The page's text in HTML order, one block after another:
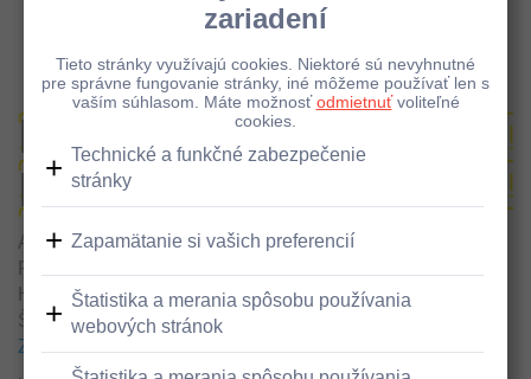
Pobočky a bankomaty - Detail
Bankomat vklad/výber,
Hlavná, Štúrovo
Adresa
Pobočka Tatra banky
Hlavná 54
Štúrovo, 943 01
Zobraziť v google maps